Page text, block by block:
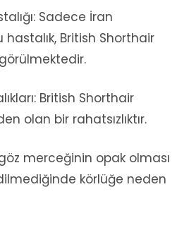
Sadece İran
British Shorthair
British Shorthair
olan bir rahatsızlıktır.
merceğinin opak olması
körlüğe neden